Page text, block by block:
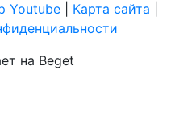
Youtube Карта сайта
на Beget